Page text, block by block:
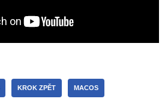
KROK ZPĚT MACOS